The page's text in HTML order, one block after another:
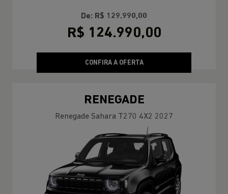
De: R$ 129.990,00
R$ 124.990,00
CONFIRA A OFERTA
RENEGADE
Renegade Sahara T270 4X2 2027